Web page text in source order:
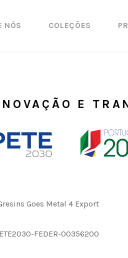
NÓS COLEÇÕES
E
Goes Metal 4 Export
FEDER-00356200